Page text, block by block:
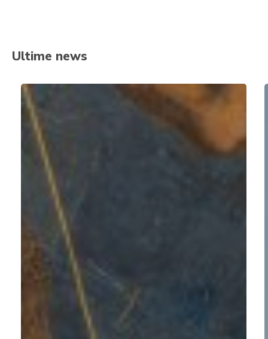
Ultime news